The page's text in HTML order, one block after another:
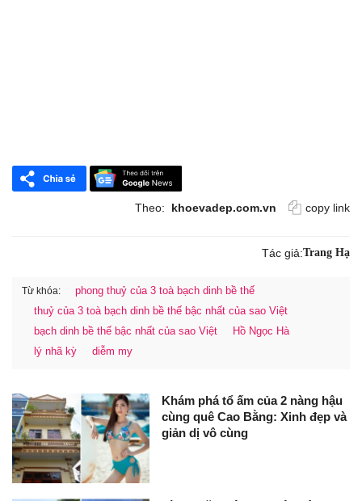
Theo: khoevadep.com.vn copy link
Tác giả:Trang Hạ
Từ khóa:
phong thuỷ của 3 toà bạch dinh bề thế
thuỷ của 3 toà bạch dinh bề thế bậc nhất của sao Việt
bạch dinh bề thế bậc nhất của sao Việt
Hồ Ngọc Hà
lý nhã kỳ
diễm my
Khám phá tổ ấm của 2 nàng hậu
cùng quê Cao Bằng: Xinh đẹp và
giản dị vô cùng